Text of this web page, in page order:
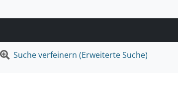
Suche verfeinern (Erweiterte Suche)